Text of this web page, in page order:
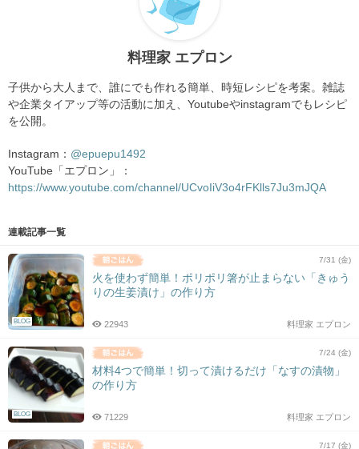
料理家 エプロン
子供から大人まで、誰にでも作れる簡単、時短レシピを考案。雑誌
や企業タイアップ等の活動に加え、Youtubeやinstagramでもレシピ
を公開。
Instagram： @epuepu1492
YouTube「エプロン」：
https://www.youtube.com/channel/UCvoIiV3o4rFKlls7Ju3mJQA
連載記事一覧
BLOG
7/31 (金)
火を使わず簡単！ポリポリ箸が止まらない「きゅう
りの生姜漬け」の作り方
料理家 エプロン
22943
BLOG
7/24 (金)
材料4つで簡単！切って漬けるだけ「なすの漬物」
の作り方
料理家 エプロン
71229
7/17 (金)